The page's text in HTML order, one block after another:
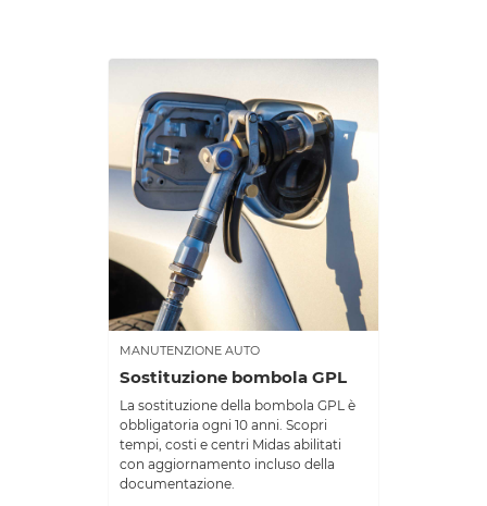
MANUTENZIONE AUTO
Sostituzione bombola GPL
La sostituzione della bombola GPL è
obbligatoria ogni 10 anni. Scopri
tempi, costi e centri Midas abilitati
con aggiornamento incluso della
documentazione.